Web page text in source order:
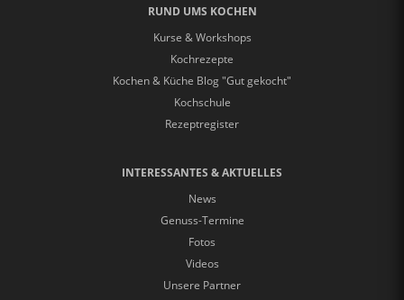
RUND UMS KOCHEN
Kurse & Workshops
Kochrezepte
Kochen & Küche Blog "Gut gekocht"
Kochschule
Rezeptregister
INTERESSANTES & AKTUELLES
News
Genuss-Termine
Fotos
Videos
Unsere Partner